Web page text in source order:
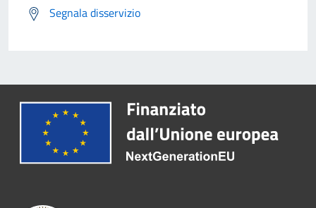
Segnala disservizio